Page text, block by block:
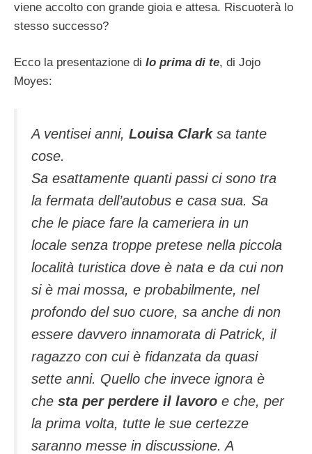
viene accolto con grande gioia e attesa. Riscuoterà lo
stesso successo?
Ecco la presentazione di Io prima di te, di Jojo
Moyes:
A ventisei anni, Louisa Clarksa tante
cose.
Sa esattamente quanti passi ci sono tra
la fermata dell’autobus e casa sua. Sa
che le piace fare la cameriera in un
locale senza troppe pretese nella piccola
località turistica dove è nata e da cui non
si è mai mossa, e probabilmente, nel
profondo del suo cuore, sa anche di non
essere davvero innamorata di Patrick, il
ragazzo con cui è fidanzata da quasi
sette anni. Quello che invece ignora è
che sta per perdere il lavoro e che, per
la prima volta, tutte le sue certezze
saranno messe in discussione. A